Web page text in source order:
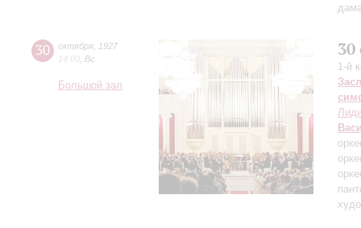
30 октября
1927
14:00 Вс
Большой зал
30
1-й